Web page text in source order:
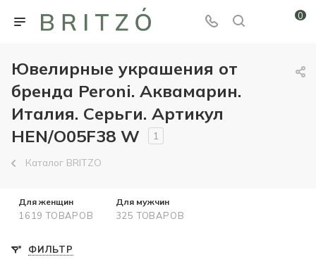
0
Ювелирные украшения от
бренда Peroni. Аквамарин.
Италия. Серьги. Артикул
HEN/O05F38 W
1
Каталог BRITZO
Для женщин
1619 ТОВАРОВ
Для мужчин
325 ТОВАРОВ
ФИЛЬТР